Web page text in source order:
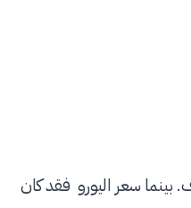
13600 ليرة، وفقاً لنشرة الصرف. بينما سعر اليورو فقد كان